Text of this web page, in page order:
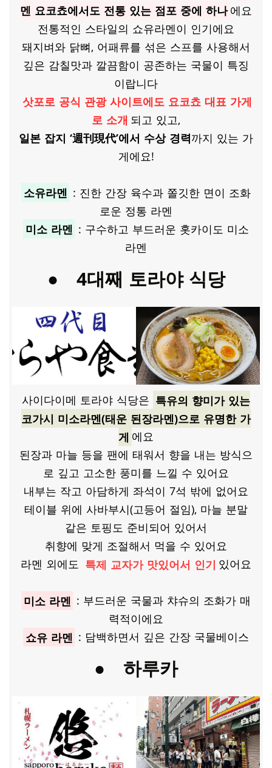
멘 요코쵸에서도 전통 있는 점포 중에 하나에요
전통적인 스타일의 쇼유라멘이 인기에요
돼지벼와 닭뼈, 어패류를 섞은 스프를 사용해서
깊은 감칠맛과 깔끔함이 공존하는 국물이 특징
이랍니다
삿포로 공식 관광 사이트에도 요코쵸 대표 가게
로 소개 되고 있고,
일본 잡지 ‘週刊現代’에서 수상 경력까지 있는 가
게에요!
​소유라멘 : 진한 간장 육수과 쫄깃한 면이 조화
로운 정통 라멘
미소 라멘 ​ : 구수하고 부드러운 홋카이도 미소
라멘
● 4대째 토라야 식당
사이다이메 토라야 식당은 특유의 향미가 있는
코가시 미소라멘(태운 된장라멘)으로 유명한 가
게 에요
된장과 마늘 등을 팬에 태워서 향을 내는 방식으
로 깊고 고소한 풍미를 느낄 수 있어요
내부는 작고 아담하게 좌석이 7석 밖에 없어요
테이블 위에 사바부시(고등어 절임), 마늘 분말
같은 토핑도 준비되어 있어서
취향에 맞게 조절해서 먹을 수 있어요
라멘 외에도 특제 교자가 맛있어서 인기 있어요
미소 라멘 : 부드러운 국물과 챠슈의 조화가 매
력적이에요
쇼유 라멘 : 담백하면서 깊은 간장 국물베이스
● 하루카